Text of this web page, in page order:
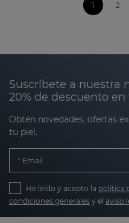
1 2
Suscríbete a nuestra
20% de descuento
Obtén novedades, ofertas
tu piel.
Email
He leído y acepto la política
condiciones generales y el aviso